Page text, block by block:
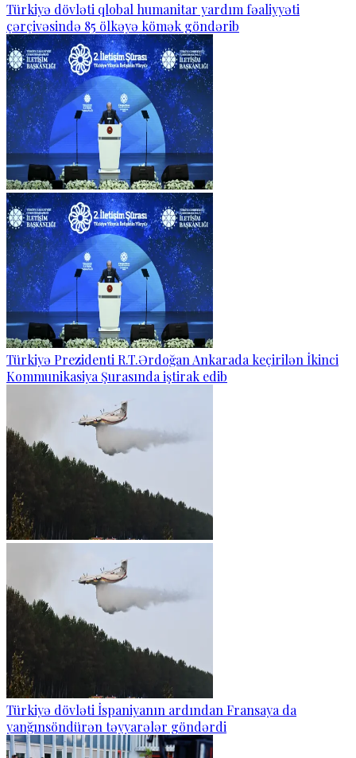
Türkiyə dövləti qlobal humanitar yardım fəaliyyəti
çərçivəsində 85 ölkəyə kömək göndərib
Türkiyə Prezidenti R.T.Ərdoğan Ankarada keçirilən İkinci
Kommunikasiya Şurasında iştirak edib
Türkiyə dövləti İspaniyanın ardından Fransaya da
yanğınsöndürən təyyarələr göndərdi